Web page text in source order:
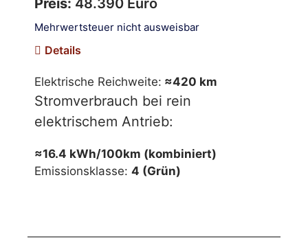
Preis: 48.390 Euro
Mehrwertsteuer nicht ausweisbar
Details
Elektrische Reichweite: ≈420 km
Stromverbrauch bei rein
elektrischem Antrieb:
≈16.4 kWh/100km (kombiniert)
Emissionsklasse: 4 (Grün)